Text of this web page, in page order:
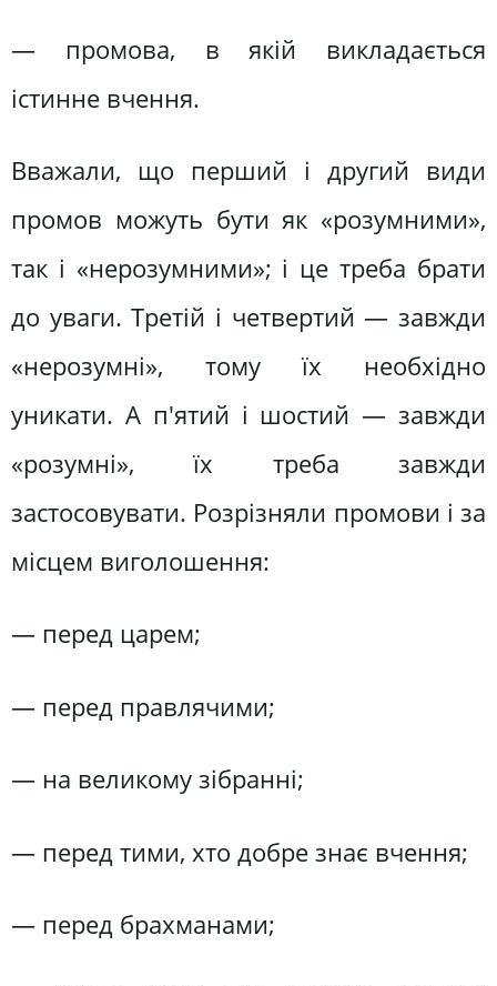
— промова, в якій викладається
істинне вчення.
Вважали, що перший і другий види
промов можуть бути як «розумними»,
так і «нерозумними»; і це треба брати
до уваги. Третій і четвертий — завжди
«нерозумні», тому їх необхідно
уникати. А п'ятий і шостий — завжди
«розумні», їх треба завжди
застосовувати. Розрізняли промови і за
місцем виголошення:
— перед царем;
— перед правлячими;
— на великому зібранні;
— перед тими, хто добре знає вчення;
— перед брахманами;